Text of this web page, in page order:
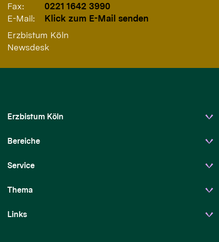
Fax:
0221 1642 3990
E-Mail:
Klick zum E-Mail senden
Erzbistum Köln
Newsdesk
Erzbistum Köln
Bereiche
Service
Thema
Links